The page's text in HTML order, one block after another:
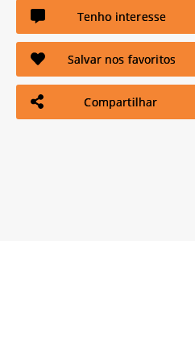
Tenho interesse
Salvar nos favoritos
Compartilhar